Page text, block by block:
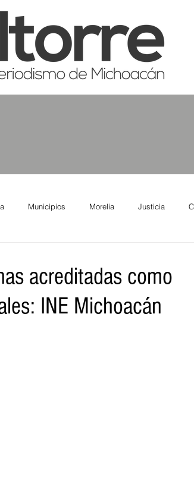
Municipios Morelia Justicia
Sader DIF Mujeres Scop
acreditadas como
INE Michoacán